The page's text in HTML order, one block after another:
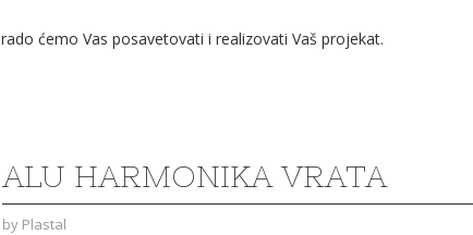
rado ćemo Vas posavetovati i realizovati Vaš projekat.
ALU HARMONIKA VRATA
by Plastal